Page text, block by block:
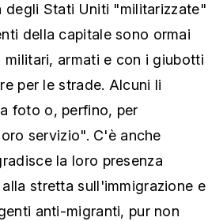
degli Stati Uniti "militarizzate"
della capitale sono ormai
militari, armati e con i giubotti
per le strade. Alcuni li
foto o, perfino, per
servizio". C'è anche
la loro presenza
stretta sull'immigrazione e
anti-migranti, pur non